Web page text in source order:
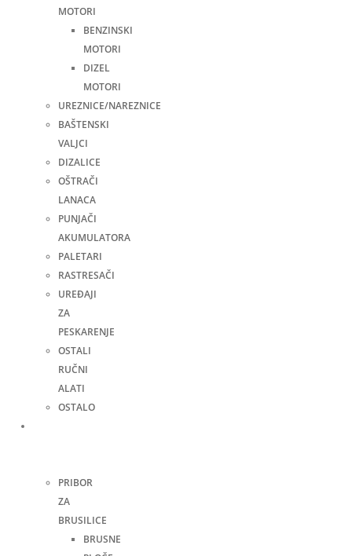
MOTORI
BENZINSKI
MOTORI
DIZEL
MOTORI
UREZNICE/NAREZNICE
BAŠTENSKI
VALJCI
DIZALICE
OŠTRAČI
LANACA
PUNJAČI
AKUMULATORA
PALETARI
RASTRESAČI
UREĐAJI
ZA
PESKARENJE
OSTALI
RUČNI
ALATI
OSTALO
PRIBOR
ZA
BRUSILICE
BRUSNE